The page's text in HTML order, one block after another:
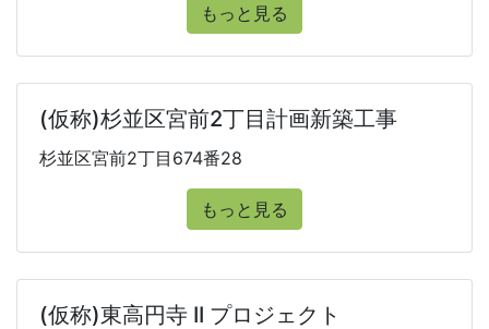
もっと見る
(仮称)杉並区宮前2丁目計画新築工事
杉並区宮前2丁目674番28
もっと見る
(仮称)東高円寺 II プロジェクト